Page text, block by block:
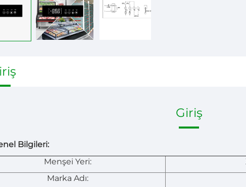
Giriş
Bilgileri:
Menşei Yeri:
Marka Adı: